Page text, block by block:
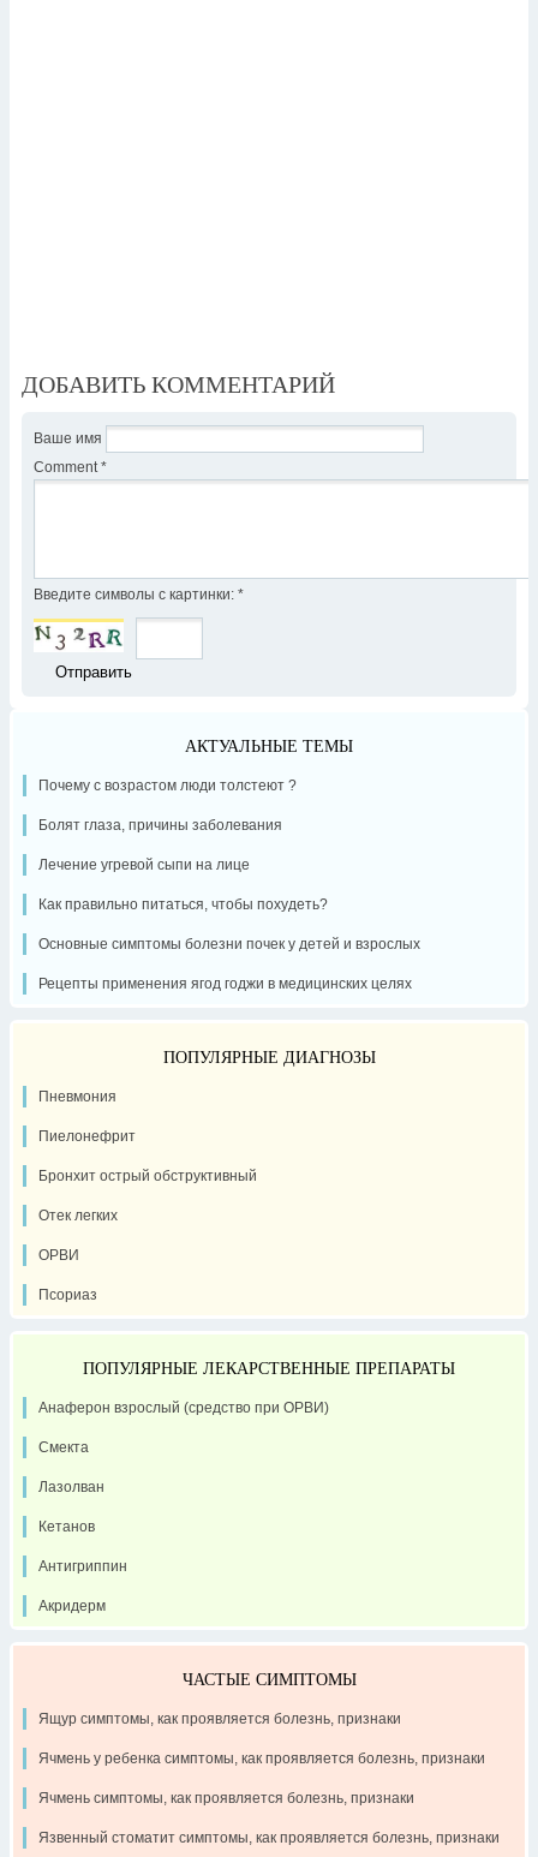
ДОБАВИТЬ КОММЕНТАРИЙ
Ваше имя
Comment *
Введите символы с картинки: *
АКТУАЛЬНЫЕ ТЕМЫ
Почему с возрастом люди толстеют ?
Болят глаза, причины заболевания
Лечение угревой сыпи на лице
Как правильно питаться, чтобы похудеть?
Основные симптомы болезни почек у детей и взрослых
Рецепты применения ягод годжи в медицинских целях
ПОПУЛЯРНЫЕ ДИАГНОЗЫ
Пневмония
Пиелонефрит
Бронхит острый обструктивный
Отек легких
ОРВИ
Псориаз
ПОПУЛЯРНЫЕ ЛЕКАРСТВЕННЫЕ ПРЕПАРАТЫ
Анаферон взрослый (средство при ОРВИ)
Смекта
Лазолван
Кетанов
Антигриппин
Акридерм
ЧАСТЫЕ СИМПТОМЫ
Ящур симптомы, как проявляется болезнь, признаки
Ячмень у ребенка симптомы, как проявляется болезнь, признаки
Ячмень симптомы, как проявляется болезнь, признаки
Язвенный стоматит симптомы, как проявляется болезнь, признаки